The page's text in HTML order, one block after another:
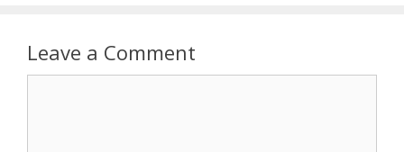
Leave a Comment